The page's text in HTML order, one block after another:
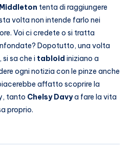
tenta di raggiungere
volta non intende farlo nei
Voi ci credete o si tratta
Dopotutto, una volta
sa che i tabloid iniziano a
ogni notizia con le pinze anche
affatto scoprire la
tanto Chelsy Davya fare la vita
proprio.